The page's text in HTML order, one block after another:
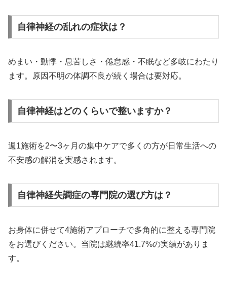
自律神経の乱れの症状は？
めまい・動悸・息苦しさ・倦怠感・不眠など多岐にわたり
ます。原因不明の体調不良が続く場合は要対応。
自律神経はどのくらいで整いますか？
週1施術を2〜3ヶ月の集中ケアで多くの方が日常生活への
不安感の解消を実感されます。
自律神経失調症の専門院の選び方は？
お身体に併せて4施術アプローチで多角的に整える専門院
をお選びください。当院は継続率41.7%の実績がありま
す。